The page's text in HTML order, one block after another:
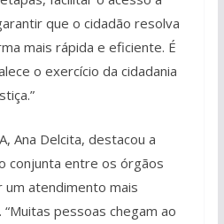
que o cidadão resolva
mais rápida e eficiente. É
o exercício da cidadania
Ana Delcita, destacou a
conjunta entre os órgãos
atendimento mais
pessoas chegam ao